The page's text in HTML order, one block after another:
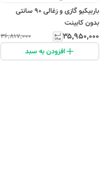
باربیکیو گازی و زغالی 90 سانتی
بدون کابینت
۳۵٬۹۵۰٬۰۰۰ ۳۶٬۸۱۷٬۰۰۰
افزودن به سبد